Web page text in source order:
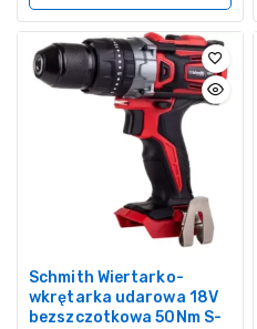
Schmith Wiertarko-
wkrętarka udarowa 18V
bezszczotkowa 50Nm S-